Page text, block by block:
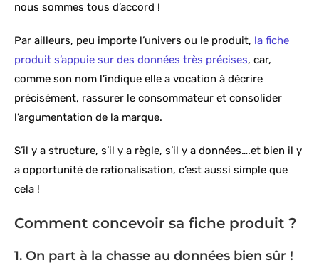
nous sommes tous d’accord !
Par ailleurs, peu importe l’univers ou le produit, la fiche
produit s’appuie sur des données très précises, car,
comme son nom l’indique elle a vocation à décrire
précisément, rassurer le consommateur et consolider
l’argumentation de la marque.
S’il y a structure, s’il y a règle, s’il y a données….et bien il y
a opportunité de rationalisation, c’est aussi simple que
cela !
Comment concevoir sa fiche produit ?
1. On part à la chasse au données bien sûr !